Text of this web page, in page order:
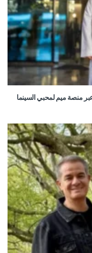
منصة ميم لمحبي السينما